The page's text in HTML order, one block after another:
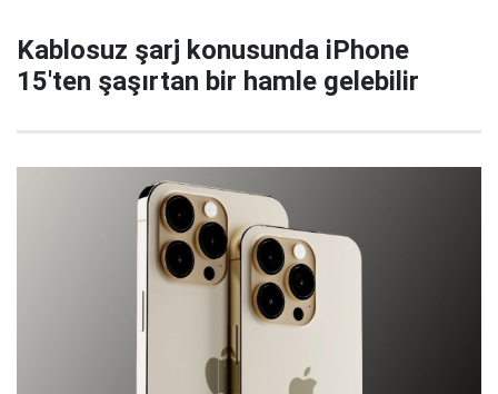
Kablosuz şarj konusunda iPhone
15'ten şaşırtan bir hamle gelebilir